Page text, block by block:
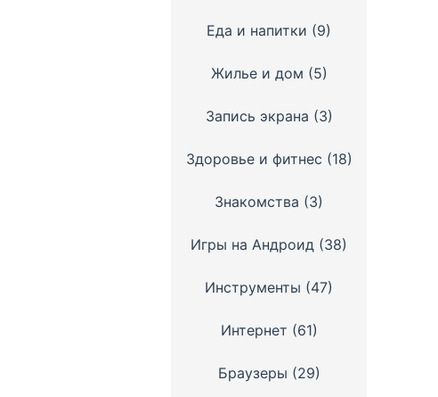
Еда и напитки (9)
Жилье и дом (5)
Запись экрана (3)
Здоровье и фитнес (18)
Знакомства (3)
Игры на Андроид (38)
Инструменты (47)
Интернет (61)
Браузеры (29)